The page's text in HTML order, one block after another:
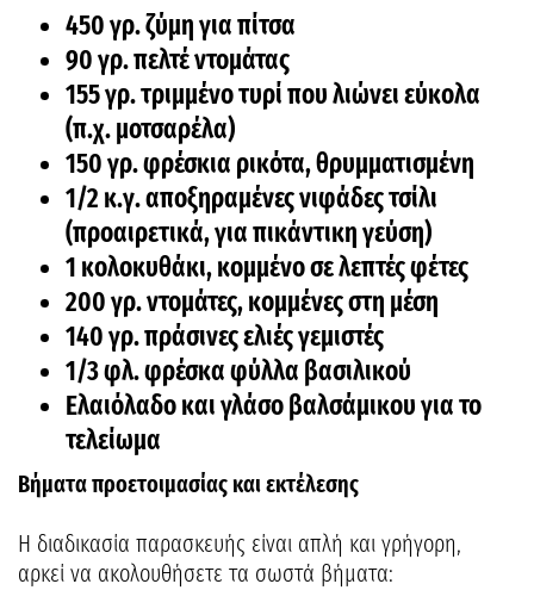
450 γρ. ζύμη για πίτσα
90 γρ. πελτέ ντομάτας
155 γρ. τριμμένο τυρί που λιώνει εύκολα
(π.χ. μοτσαρέλα)
150 γρ. φρέσκια ρικότα, θρυμματισμένη
1/2 κ.γ. αποξηραμένες νιφάδες τσίλι
(προαιρετικά, για πικάντικη γεύση)
1 κολοκυθάκι, κομμένο σε λεπτές φέτες
200 γρ. ντομάτες, κομμένες στη μέση
140 γρ. πράσινες ελιές γεμιστές
1/3 φλ. φρέσκα φύλλα βασιλικού
Ελαιόλαδο και γλάσο βαλσάμικου για το
τελείωμα
Βήματα προετοιμασίας και εκτέλεσης
Η διαδικασία παρασκευής είναι απλή και γρήγορη,
αρκεί να ακολουθήσετε τα σωστά βήματα: